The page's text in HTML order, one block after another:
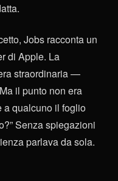
Jobs racconta un
di Apple. La
straordinaria —
il punto non era
a qualcuno il foglio
Senza spiegazioni
parlava da sola.